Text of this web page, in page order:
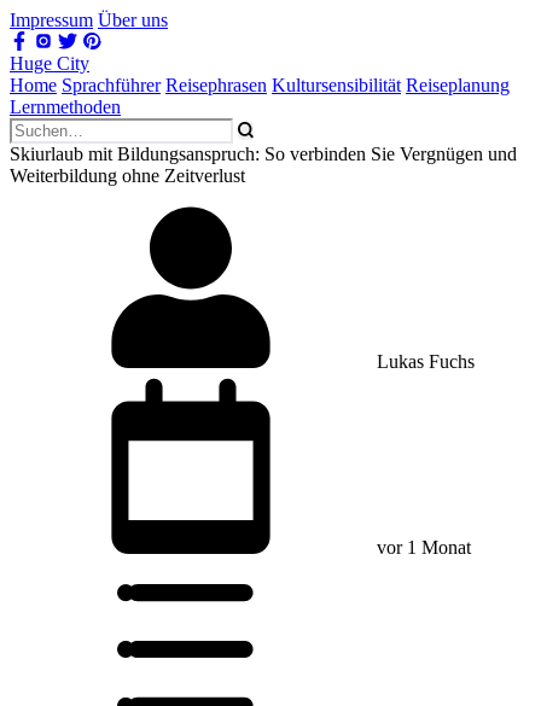
Impressum Über uns
Huge City
Home Sprachführer Reisephrasen Kultursensibilität Reiseplanung
Lernmethoden
Skiurlaub mit Bildungsanspruch: So verbinden Sie Vergnügen und
Weiterbildung ohne Zeitverlust
Lukas Fuchs
vor 1 Monat